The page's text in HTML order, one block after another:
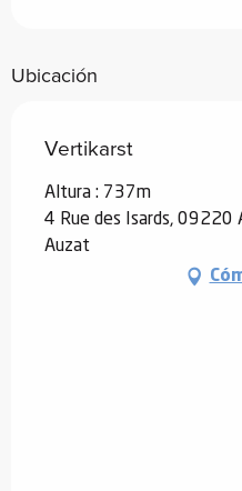
Ubicación
Vertikarst
Altura : 737m
4 Rue des Isards, 09220
Auzat